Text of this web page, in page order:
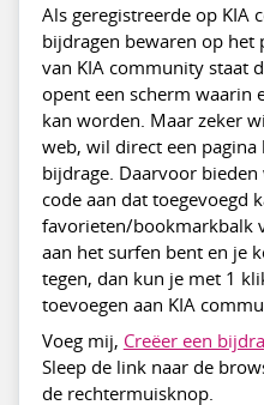
Als geregistreerde op KIA
bijdragen bewaren op het
van KIA community staat
opent een scherm waarin
kan worden. Maar zeker
web, wil direct een
bijdrage. Daarvoor
code aan dat toegevoegd
favorieten/bookmarkbalk
aan het surfen bent en je
tegen, dan kun je met 1
toevoegen aan KIA
Voeg mij, Creëer een
Sleep de link naar de
de rechtermuisknop.